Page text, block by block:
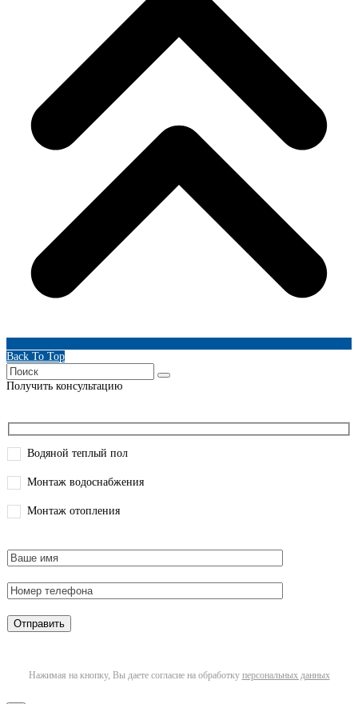
Back To Top
Получить консультацию
Водяной теплый пол
Монтаж водоснабжения
Монтаж отопления
Нажимая на кнопку, Вы даете согласие на обработку персональных данных